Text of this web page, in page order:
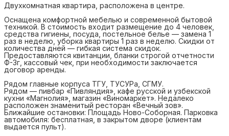
Двухкомнатная квартира, расположена в центре.
Оснащена комфортной мебелью и современной бытовой
техникой. В стоимость входит размещение до 4 человек,
средства гигиены, посуда, постельное белье — замена 1
раз в неделю, уборка квартиры 1 раз в неделю. Cкидки от
количества дней — гибкая система скидок.
Предоставляются квитанции, бланки строгой отчетности
Ф-3г, кассовый чек, при необходимости заключается
договор аренды.
Рядом главные корпуса ТГУ, ТУСУРа, СГМУ.
Рядом — пивбар «Пивляндия», кафе русской и узбекской
кухни «Магнолия», магазин «Виномаркет». Недалеко
расположен знаменитый ресторан «Вечный зов».
Ближайшие остановки: Площадь Ново-Соборная. Парковка
автомобиля: бесплатная, в закрытом дворе (клиентам
выдается пульт).